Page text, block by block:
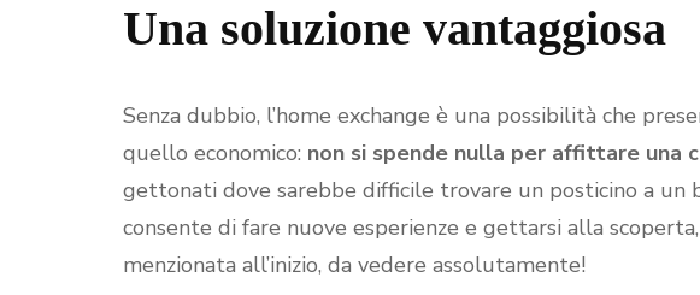
Una soluzione vantaggiosa
Senza dubbio, l’home exchange è una possibilità che
quello economico: non si spende nulla per affittare una
gettonati dove sarebbe difficile trovare un posticino a un
consente di fare nuove esperienze e gettarsi alla
menzionata all’inizio, da vedere assolutamente!